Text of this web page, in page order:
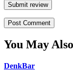
Submit review
You May
DenkBar